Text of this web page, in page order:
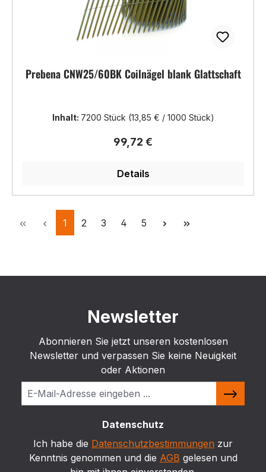
Prebena CNW25/60BK Coilnägel blank Glattschaft
Inhalt: 7200 Stück (13,85 € / 1000 Stück)
Regulärer Preis:
99,72 €
Details
Seite
1 Seite
2 Seite
3 Seite
4 Seite
5
Newsletter
Abonnieren Sie jetzt unseren kostenlosen
Newsletter und verpassen Sie keine Neuigkeit
oder Aktionen
Datenschutz
Ich habe die Datenschutzbestimmungen zur
Kenntnis genommen und die AGB gelesen und